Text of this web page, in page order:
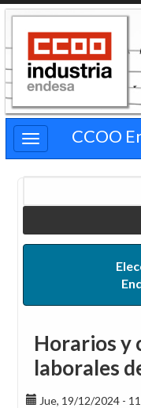
Pasar
contenido
principal
CCOO
Horarios y
laborales
Jue, 19/12/2024 -